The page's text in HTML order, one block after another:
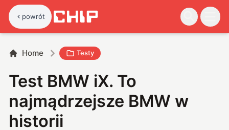
powrót
Home Testy
Test BMW iX. To
najmądrzejsze BMW w
historii